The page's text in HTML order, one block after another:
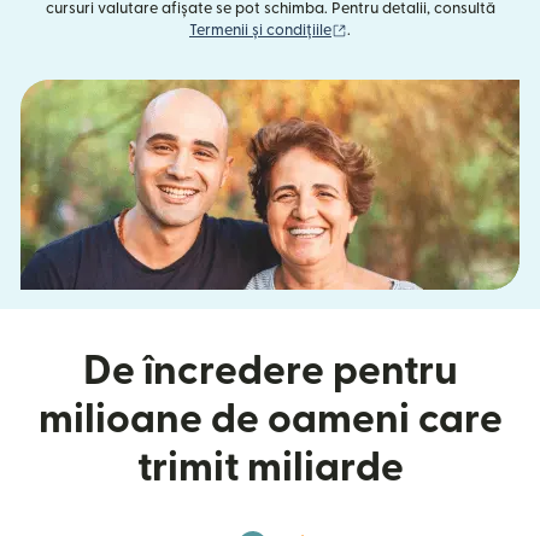
cursuri valutare afișate se pot schimba. Pentru detalii, consultă
Termenii și condițiile
.
De încredere pentru
milioane de oameni care
trimit miliarde